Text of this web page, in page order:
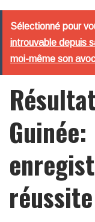
Sélectionné pour
introuvable depuis
moi-même son
Guinée: